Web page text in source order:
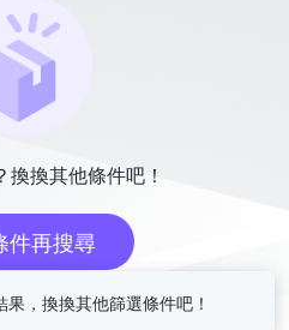
換其他條件吧！
件再搜尋
或，換換其他篩選條件吧！